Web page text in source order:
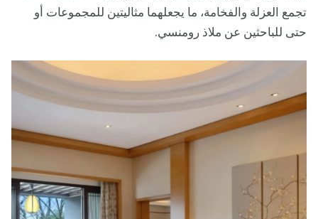
تجمع العزلة والفخامة، ما يجعلهما مثاليتين للمجموعات أو
حتى للباحثين عن ملاذ رومنسي.